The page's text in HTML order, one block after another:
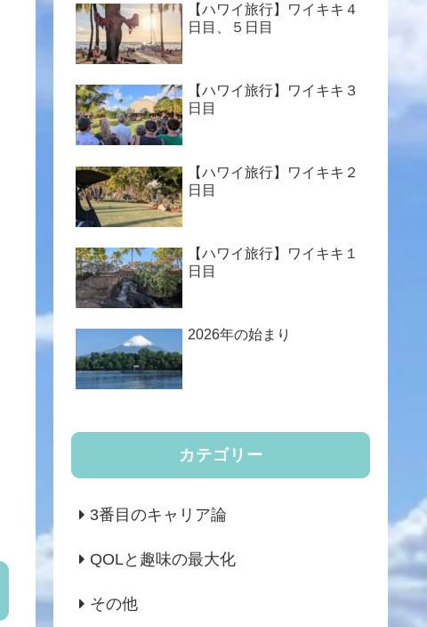
【ハワイ旅行】ワイキキ４
日目、５日目
【ハワイ旅行】ワイキキ３
日目
【ハワイ旅行】ワイキキ２
日目
【ハワイ旅行】ワイキキ１
日目
2026年の始まり
カテゴリー
3番目のキャリア論
QOLと趣味の最大化
その他